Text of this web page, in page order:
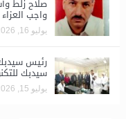
صلاح زلط
واجب
يوليو 16, 2026
رئيس
سيدبك
يوليو 15, 2026